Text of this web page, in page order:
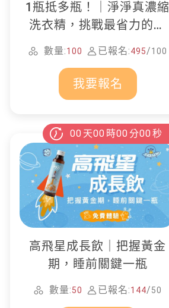
1瓶抵多瓶！｜淨淨真濃縮
洗衣精，挑戰最省力的居
家清潔
數量:100 已報名:495/100
我要報名
00 天00 時00 分00 秒
高飛星成長飲｜把握黃金
期，睡前關鍵一瓶
數量:50 已報名:144/50